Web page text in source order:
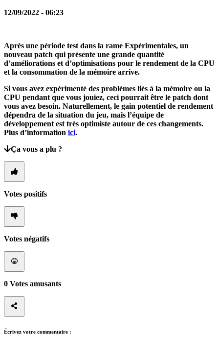
RU
TR
UK
VI
ZH
Le
Jeu
Le
Gameplay
In-
Actualités
Médias
Guides
Forums
12/09/2022 - 06:23
Après une période test dans la rame Expérimentales, un
nouveau patch qui présente une grande quantité
d’améliorations et d’optimisations pour le rendement de la CPU
et la consommation de la mémoire arrive.
Si vous avez expérimenté des problèmes liés à la mémoire ou la
CPU pendant que vous jouiez, ceci pourrait être le patch dont
vous avez besoin. Naturellement, le gain potentiel de rendement
dépendra de la situation du jeu, mais l’équipe de
développement est très optimiste autour de ces changements.
Plus d’information ici.
Ça vous a plu ?
Votes positifs
Votes négatifs
0 Votes amusants
Écrivez votre commentaire :